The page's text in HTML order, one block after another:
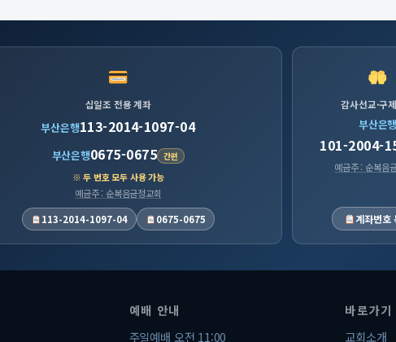
십일조 전용 계좌
부산은행113-2014-1097-04
부산은행0675-0675 간편
※ 두 번호 모두 사용 가능
예금주 : 순복음금정교회
113-2014-1097-04
0675-0675
감사선교·구
부산은행
101-2004-
예금주 : 순복음
계좌번호
예배 안내
주일예배 오전 11:00
바로가기
교회소개